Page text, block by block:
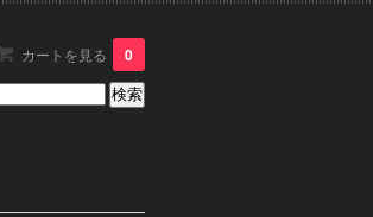
カートを見る 0